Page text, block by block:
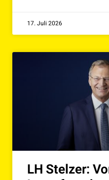
17. Juli 2026
LH Stelzer: